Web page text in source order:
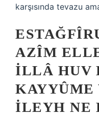
karşısında tevazu
AZÎM
ILLÂ HUV
KAYYÛME
ILEYH NE